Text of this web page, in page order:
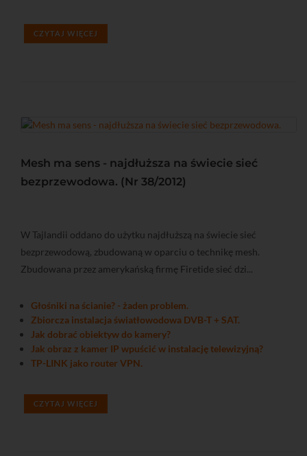
CZYTAJ WIĘCEJ
Mesh ma sens - najdłuższa na świecie sieć
bezprzewodowa. (Nr 38/2012)
W Tajlandii oddano do użytku najdłuższą na świecie sieć
bezprzewodową, zbudowaną w oparciu o technikę mesh.
Zbudowana przez amerykańską firmę Firetide sieć dzi...
Głośniki na ścianie? - żaden problem.
Zbiorcza instalacja światłowodowa DVB-T + SAT.
Jak dobrać obiektyw do kamery?
Jak obraz z kamer IP wpuścić w instalację telewizyjną?
TP-LINK jako router VPN.
CZYTAJ WIĘCEJ